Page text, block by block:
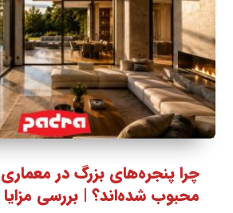
چرا پنجره‌های بزرگ در
محبوب شده‌اند؟ | بررسی مزایا